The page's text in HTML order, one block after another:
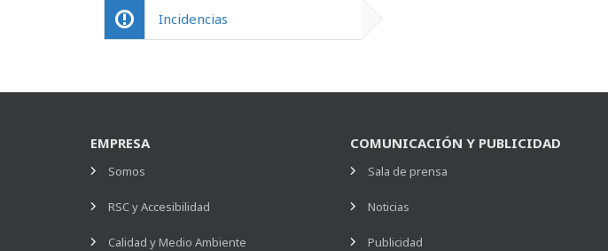
Incidencias
EMPRESA
Somos
RSC y Accesibilidad
Calidad y Medio Ambiente
COMUNICACIÓN Y PUBLICIDAD
Sala de prensa
Noticias
Publicidad